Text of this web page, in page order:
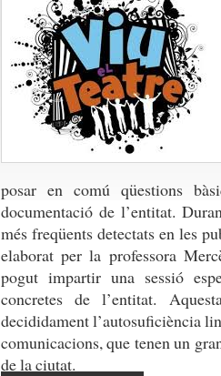
posar en comú qüestions
documentació de l’entitat.
més freqüents detectats en les
elaborat per la professora
pogut impartir una sessió
concretes de l’entitat.
decididament l’autosuficiència
comunicacions, que tenen un
de la ciutat.